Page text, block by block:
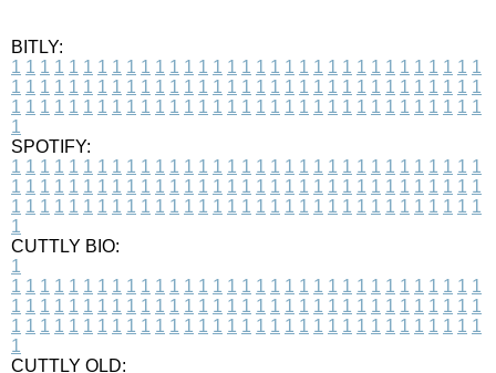
BITLY:
1 1 1 1 1 1 1 1 1 1 1 1 1 1 1 1 1 1 1 1 1 1 1 1 1 1 1 1 1 1 1 1 1
1 1 1 1 1 1 1 1 1 1 1 1 1 1 1 1 1 1 1 1 1 1 1 1 1 1 1 1 1 1 1 1 1
1 1 1 1 1 1 1 1 1 1 1 1 1 1 1 1 1 1 1 1 1 1 1 1 1 1 1 1 1 1 1 1 1
1
SPOTIFY:
1 1 1 1 1 1 1 1 1 1 1 1 1 1 1 1 1 1 1 1 1 1 1 1 1 1 1 1 1 1 1 1 1
1 1 1 1 1 1 1 1 1 1 1 1 1 1 1 1 1 1 1 1 1 1 1 1 1 1 1 1 1 1 1 1 1
1 1 1 1 1 1 1 1 1 1 1 1 1 1 1 1 1 1 1 1 1 1 1 1 1 1 1 1 1 1 1 1 1
1
CUTTLY BIO:
1
1 1 1 1 1 1 1 1 1 1 1 1 1 1 1 1 1 1 1 1 1 1 1 1 1 1 1 1 1 1 1 1 1
1 1 1 1 1 1 1 1 1 1 1 1 1 1 1 1 1 1 1 1 1 1 1 1 1 1 1 1 1 1 1 1 1
1 1 1 1 1 1 1 1 1 1 1 1 1 1 1 1 1 1 1 1 1 1 1 1 1 1 1 1 1 1 1 1 1
1
CUTTLY OLD: